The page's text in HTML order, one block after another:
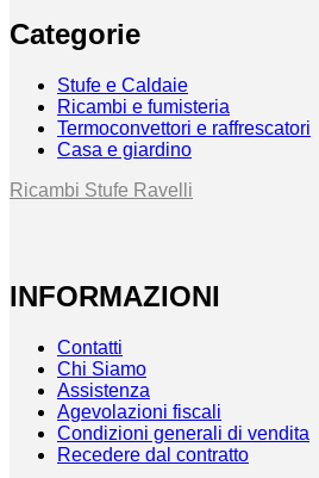
Categorie
Stufe e Caldaie
Ricambi e fumisteria
Termoconvettori e raffrescatori
Casa e giardino
Ricambi Stufe Ravelli
INFORMAZIONI
Contatti
Chi Siamo
Assistenza
Agevolazioni fiscali
Condizioni generali di vendita
Recedere dal contratto